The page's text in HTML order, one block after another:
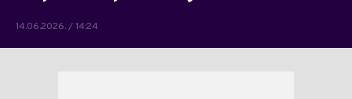
14.06.2026. / 14:24